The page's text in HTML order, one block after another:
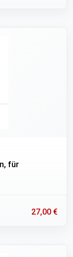
für
27,00 €